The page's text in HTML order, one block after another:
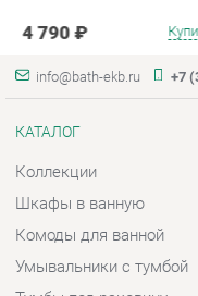
Комоды для ванной
Умывальники с тумбой
Тумбы под раковину
Зеркала в ванную
Умывальники
Экраны
ГОРОДА